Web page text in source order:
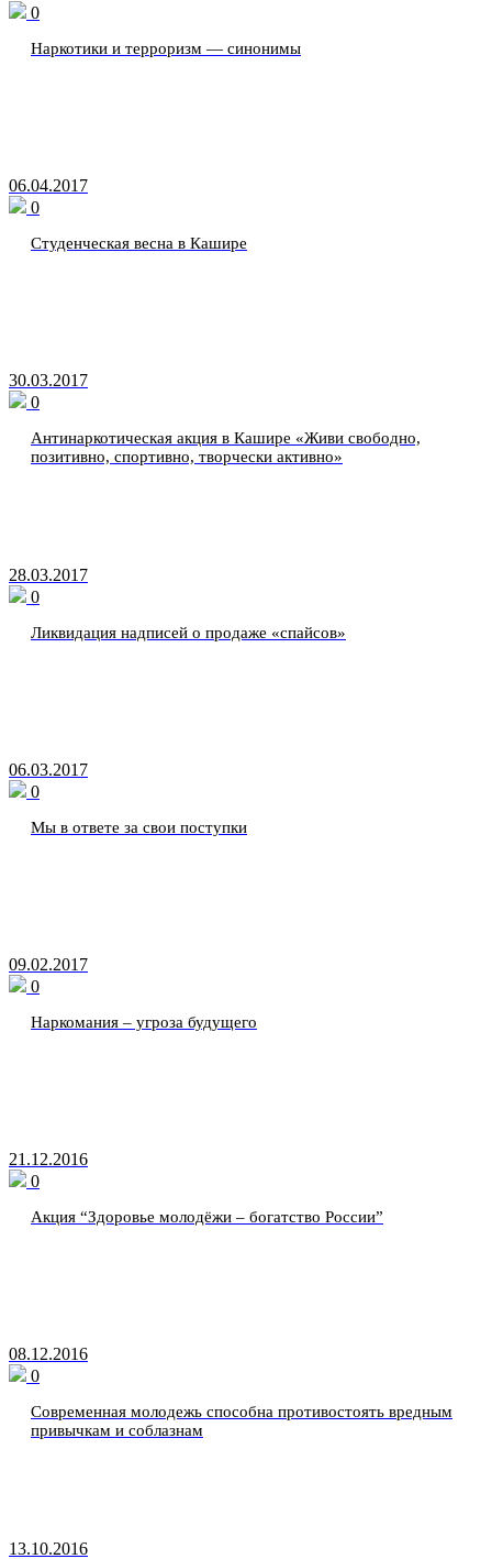
0
Наркотики и терроризм — синонимы
06.04.2017
0
Студенческая весна в Кашире
30.03.2017
0
Антинаркотическая акция в Кашире «Живи свободно,
позитивно, спортивно, творчески активно»
28.03.2017
0
Ликвидация надписей о продаже «спайсов»
06.03.2017
0
Мы в ответе за свои поступки
09.02.2017
0
Наркомания – угроза будущего
21.12.2016
0
Акция “Здоровье молодёжи – богатство России”
08.12.2016
0
Современная молодежь способна противостоять вредным
привычкам и соблазнам
13.10.2016